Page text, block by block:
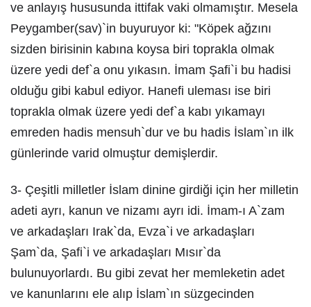
ve anlayış hususunda ittifak vaki olmamıştır. Mesela
Peygamber(sav)`in buyuruyor ki: "Köpek ağzını
sizden birisinin kabına koysa biri toprakla olmak
üzere yedi def`a onu yıkasın. İmam Şafi`i bu hadisi
olduğu gibi kabul ediyor. Hanefi uleması ise biri
toprakla olmak üzere yedi def`a kabı yıkamayı
emreden hadis mensuh`dur ve bu hadis İslam`ın ilk
günlerinde varid olmuştur demişlerdir.
3- Çeşitli milletler İslam dinine girdiği için her milletin
adeti ayrı, kanun ve nizamı ayrı idi. İmam-ı A`zam
ve arkadaşları Irak`da, Evza`i ve arkadaşları
Şam`da, Şafi`i ve arkadaşları Mısır`da
bulunuyorlardı. Bu gibi zevat her memleketin adet
ve kanunlarını ele alıp İslam`ın süzgecinden